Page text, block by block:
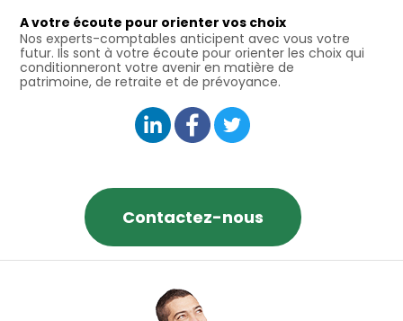
A votre écoute pour orienter vos choix
Nos experts-comptables anticipent avec vous votre
futur. Ils sont à votre écoute pour orienter les choix qui
conditionneront votre avenir en matière de
patrimoine, de retraite et de prévoyance.
Contactez-nous